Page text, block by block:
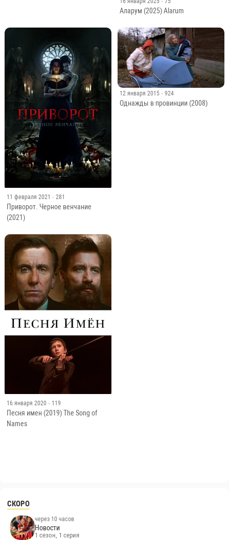
Аларум (2025) Alarum
11 февраля 2021 · 281
Приворот. Черное венчание
(2021)
12 января 2015 · 924
Однажды в провинции (2008)
16 января 2020 · 119
Песня имен (2019) The Song of
Names
СКОРО
через 10 часов
Новости
1 сезон, 1 серия